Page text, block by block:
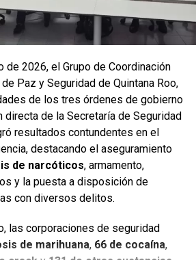
se encuentran detenciones
Juárez, Lázaro Cárdenas y Tulum
y cumplimentaron órdenes de
presuntamente vinculadas
de 2026, el Grupo de Coordinación
Paz y Seguridad de Quintana Roo,
de los tres órdenes de gobierno
directa de la Secretaría de Seguridad
resultados contundentes en el
destacando el aseguramiento
de narcóticos, armamento,
y la puesta a disposición de
con diversos delitos.
las corporaciones de seguridad
de marihuana, 66 de cocaína,